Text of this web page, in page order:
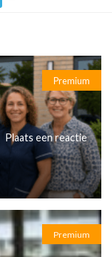
Premium
Plaats een reactie
Premium